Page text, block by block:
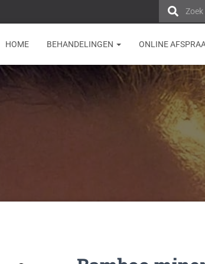
HOME BEHANDELINGEN ONLINE